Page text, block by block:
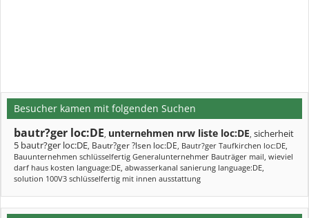
Besucher kamen mit folgenden Suchen
bautr?ger loc:DE, unternehmen nrw liste loc:DE, sicherheit
5 bautr?ger loc:DE, Bautr?ger ?lsen loc:DE, Bautr?ger Taufkirchen loc:DE,
Bauunternehmen schlüsselfertig Generalunternehmer Bauträger mail, wieviel
darf haus kosten language:DE, abwasserkanal sanierung language:DE,
solution 100V3 schlüsselfertig mit innen ausstattung